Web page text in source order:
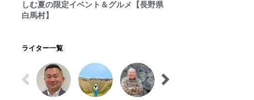
しむ夏の限定イベント＆グルメ【長野県
白馬村】
ライター一覧